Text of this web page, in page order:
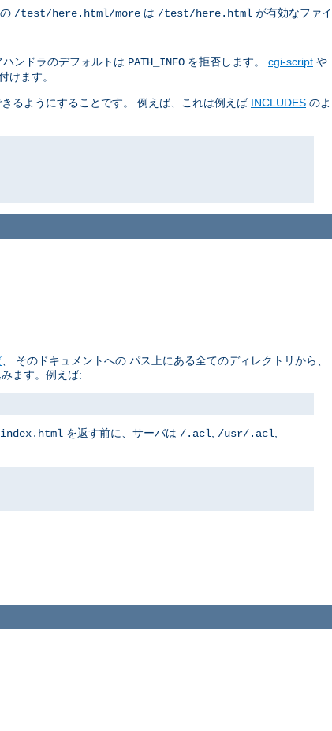
/test/here.html/more は /test/here.html が有効なファイ
ンドラのデフォルトは PATH_INFO を拒否します。 cgi-script や
けます。
るようにすることです。 例えば、これは例えば INCLUDES のよ
、 そのドキュメントへの パス上にある全てのディレクトリから、
ます。例えば:
を返す前に、サーバは /.acl, /usr/.acl,